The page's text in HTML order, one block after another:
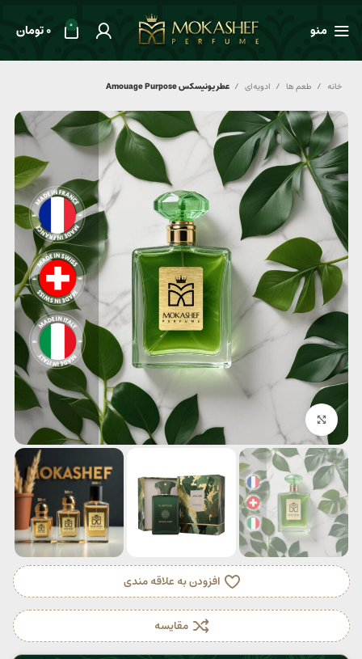
منو 0
0تومان
خانه طعم ها ادویه‌ای عطر یونیسکس Amouage Purpose
بزرگنمایی تصویر
افزودن به علاقه مندی
مقایسه